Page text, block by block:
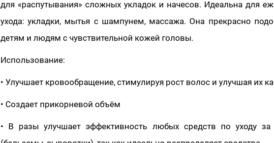
для «распутывания» сложных укладок и начесов. Идеальна для
ухода: укладки, мытья с шампунем, массажа. Она прекрасно
детям и людям с чувствительной кожей головы.
Использование:
• Улучшает кровообращение, стимулируя рост волос и улучшая их
• Создает прикорневой объём
• В разы улучшает эффективность любых средств по уходу